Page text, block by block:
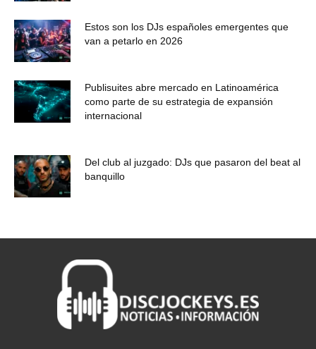
Estos son los DJs españoles emergentes que
van a petarlo en 2026
Publisuites abre mercado en Latinoamérica
como parte de su estrategia de expansión
internacional
Del club al juzgado: DJs que pasaron del beat al
banquillo